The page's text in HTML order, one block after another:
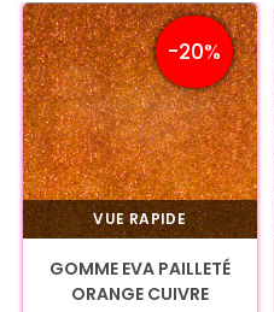
-20%
VUE RAPIDE
GOMME EVA PAILLETÉ
ORANGE CUIVRE